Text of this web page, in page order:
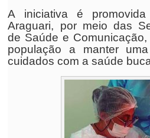
A iniciativa é
Araguari, por meio das
de Saúde e
população a manter
cuidados com a saúde